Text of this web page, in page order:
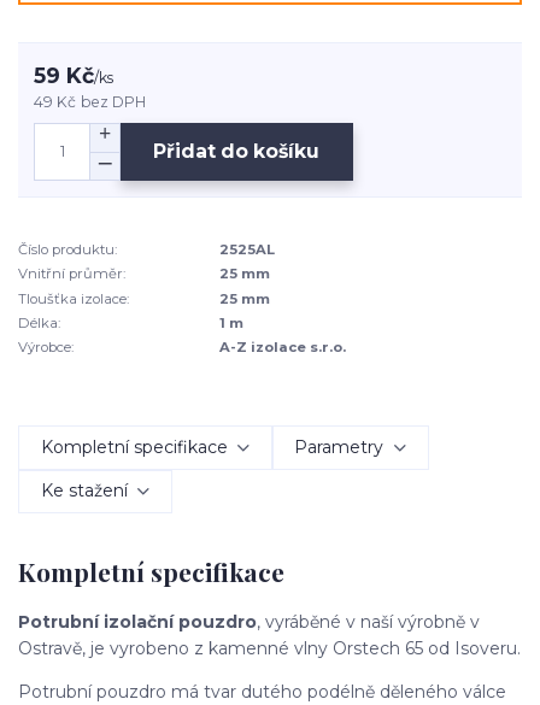
59 Kč/ks
49 Kč bez DPH
Přidat do košíku
Číslo produktu:
2525AL
Vnitřní průměr:
25 mm
Tloušťka izolace:
25 mm
Délka:
1 m
Výrobce:
A-Z izolace s.r.o.
Kompletní specifikace Parametry
Ke stažení
Kompletní specifikace
Potrubní izolační pouzdro, vyráběné v naší výrobně v
Ostravě, je vyrobeno z kamenné vlny Orstech 65 od Isoveru.
Potrubní pouzdro má tvar dutého podélně děleného válce